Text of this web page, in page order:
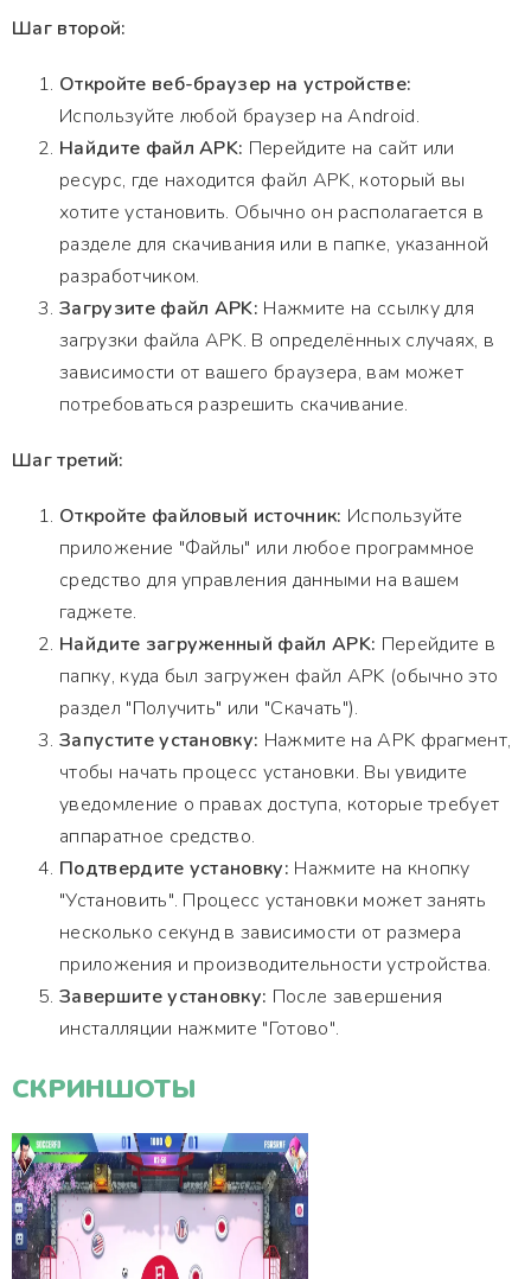
Шаг второй:
Откройте веб-браузер на устройстве:
Используйте любой браузер на Android.
Найдите файл APK: Перейдите на сайт или
ресурс, где находится файл APK, который вы
хотите установить. Обычно он располагается в
разделе для скачивания или в папке, указанной
разработчиком.
Загрузите файл APK: Нажмите на ссылку для
загрузки файла APK. В определённых случаях, в
зависимости от вашего браузера, вам может
потребоваться разрешить скачивание.
Шаг третий:
Откройте файловый источник: Используйте
приложение "Файлы" или любое программное
средство для управления данными на вашем
гаджете.
Найдите загруженный файл APK: Перейдите в
папку, куда был загружен файл APK (обычно это
раздел "Получить" или "Скачать").
Запустите установку: Нажмите на APK фрагмент,
чтобы начать процесс установки. Вы увидите
уведомление о правах доступа, которые требует
аппаратное средство.
Подтвердите установку: Нажмите на кнопку
"Установить". Процесс установки может занять
несколько секунд в зависимости от размера
приложения и производительности устройства.
Завершите установку: После завершения
инсталляции нажмите "Готово".
СКРИНШОТЫ